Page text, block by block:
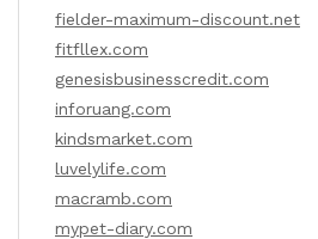
fielder-maximum-discount.net
fitfllex.com
genesisbusinesscredit.com
inforuang.com
kindsmarket.com
luvelylife.com
macramb.com
mypet-diary.com